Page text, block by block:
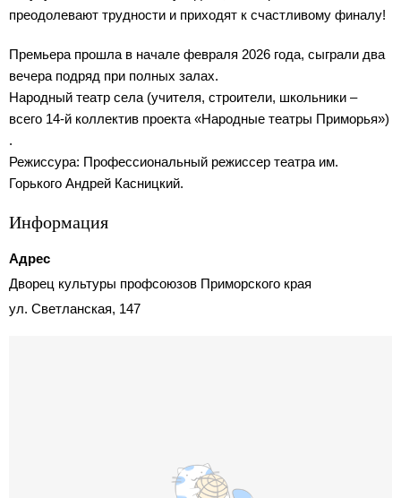
преодолевают трудности и приходят к счастливому финалу!
Премьера прошла в начале февраля 2026 года, сыграли два
вечера подряд при полных залах.
Народный театр села (учителя, строители, школьники –
всего 14-й коллектив проекта «Народные театры Приморья»)
.
Режиссура: Профессиональный режиссер театра им.
Горького Андрей Касницкий.
Информация
Адрес
Дворец культуры профсоюзов Приморского края
ул. Светланская, 147